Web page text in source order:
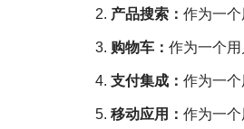
产品搜索： 作为一个
购物车： 作为一个用
支付集成： 作为一个
移动应用： 作为一个